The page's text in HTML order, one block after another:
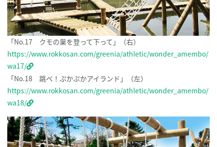
「No.17 クモの巣を登って下って」（右）
https://www.rokkosan.com/greenia/athletic/wonder_amembo/
wa17/
「No.18 跳べ！ぷかぷかアイランド」（左）
https://www.rokkosan.com/greenia/athletic/wonder_amembo/
wa18/